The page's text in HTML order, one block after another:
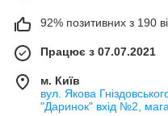
92% позитивних з 190
Працює з 07.07.2021
м. Київ
вул. Якова
"Даринок" вхід №2,